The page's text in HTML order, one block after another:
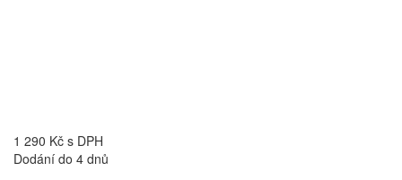
1 290 Kč s DPH
Dodání do 4 dnů